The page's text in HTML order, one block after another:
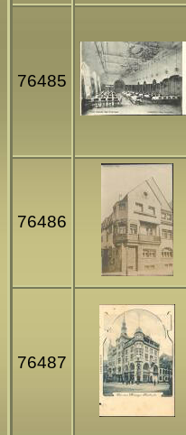
76485
76486
76487